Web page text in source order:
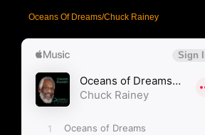
Oceans Of Dreams/Chuck Rainey